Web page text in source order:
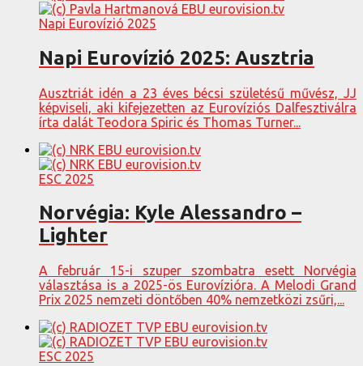
Napi Eurovízió 2025
Napi Eurovízió 2025: Ausztria
Ausztriát idén a 23 éves bécsi születésű művész, JJ
képviseli, aki kifejezetten az Eurovíziós Dalfesztiválra
írta dalát Teodora Spiric és Thomas Turner...
ESC 2025
Norvégia: Kyle Alessandro –
Lighter
A február 15-i szuper szombatra esett Norvégia
választása is a 2025-ös Eurovízióra. A Melodi Grand
Prix 2025 nemzeti döntőben 40% nemzetközi zsűri,...
ESC 2025